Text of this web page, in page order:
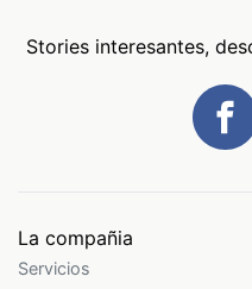
Stories interesantes,
La compañia
Servicios